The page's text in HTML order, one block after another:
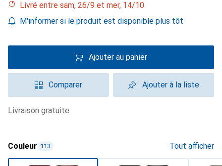
Livré entre sam, 26/9 et mer, 14/10
M'informer si le produit est disponible plus tôt
Ajouter au panier
Comparer Ajouter à la liste
livraison gratuite
Couleur 113 Tout afficher